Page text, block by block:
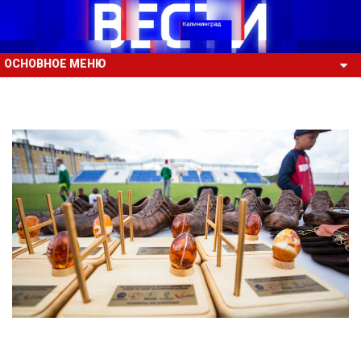
ОСНОВНОЕ МЕНЮ